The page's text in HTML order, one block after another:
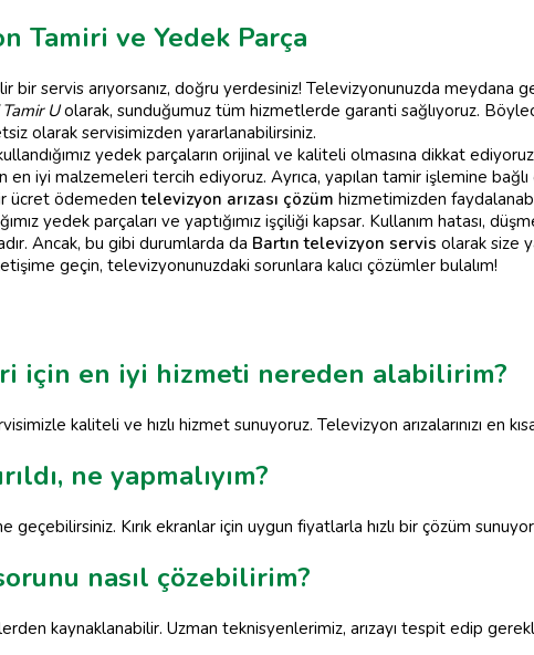
Tamiri ve Yedek Parça
bir servis arıyorsanız, doğru yerdesiniz! Televizyonunuzda meydana
Uolarak, sunduğumuz tüm hizmetlerde garanti sağlıyoruz.
olarak servisimizden yararlanabilirsiniz.
yedek parçaların orijinal ve kaliteli olmasına dikkat
en iyi malzemeleri tercih ediyoruz. Ayrıca, yapılan tamir işlemine
ücret ödemedentelevizyon arızası çözüm hizmetimizden
yedek parçaları ve yaptığımız işçiliği kapsar. Kullanım hatası,
Ancak, bu gibi durumlarda da Bartın televizyon servis olarak size
geçin, televizyonunuzdaki sorunlara kalıcı çözümler bulalım!
için en iyi hizmeti nereden alabilirim?
kaliteli ve hızlı hizmet sunuyoruz. Televizyon arızalarınızı en
ne yapmalıyım?
Kırık ekranlar için uygun fiyatlarla hızlı bir çözüm
nasıl çözebilirim?
kaynaklanabilir. Uzman teknisyenlerimiz, arızayı tespit edip gerekli